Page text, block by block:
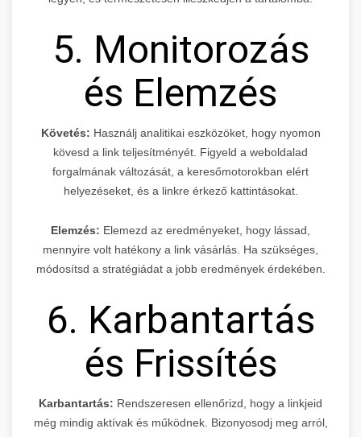
5. Monitorozás
és Elemzés
Követés: Használj analitikai eszközöket, hogy nyomon
kövesd a link teljesítményét. Figyeld a weboldalad
forgalmának változását, a keresőmotorokban elért
helyezéseket, és a linkre érkező kattintásokat.
Elemzés: Elemezd az eredményeket, hogy lássad,
mennyire volt hatékony a link vásárlás. Ha szükséges,
módosítsd a stratégiádat a jobb eredmények érdekében.
6. Karbantartás
és Frissítés
Karbantartás: Rendszeresen ellenőrizd, hogy a linkjeid
még mindig aktívak és működnek. Bizonyosodj meg arról,